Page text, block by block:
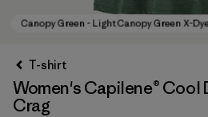
T-shirt
Women's Capilene® Cool
Crag